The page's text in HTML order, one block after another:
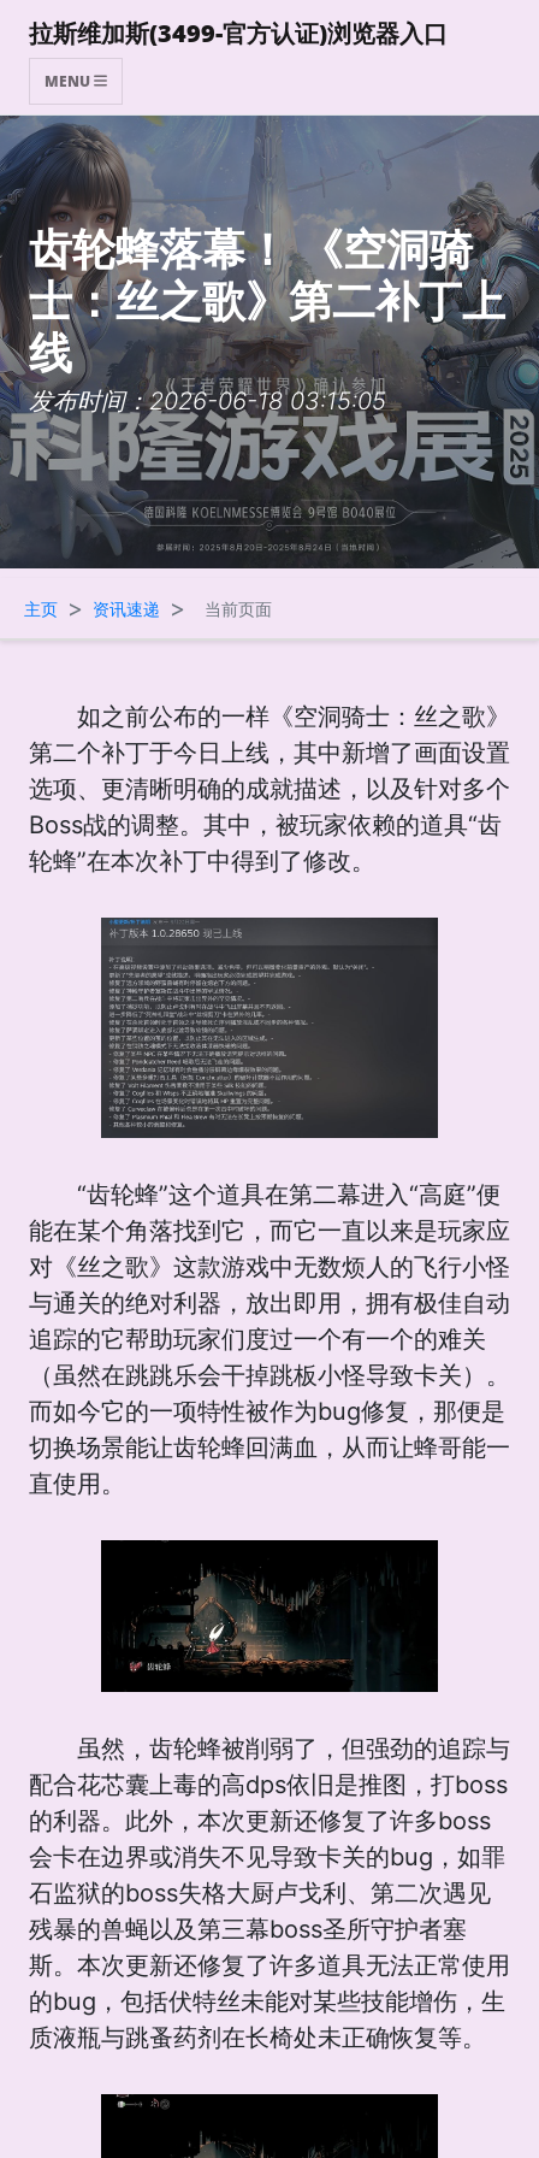
拉斯维加斯(3499-官方认证)浏览器入口
MENU
齿轮蜂落幕！ 《空洞骑
士：丝之歌》第二补丁上
线
发布时间：2026-06-18 03:15:05
主页 > 资讯速递 > 当前页面
如之前公布的一样《空洞骑士：丝之歌》
第二个补丁于今日上线，其中新增了画面设置
选项、更清晰明确的成就描述，以及针对多个
Boss战的调整。其中，被玩家依赖的道具“齿
轮蜂”在本次补丁中得到了修改。
“齿轮蜂”这个道具在第二幕进入“高庭”便
能在某个角落找到它，而它一直以来是玩家应
对《丝之歌》这款游戏中无数烦人的飞行小怪
与通关的绝对利器，放出即用，拥有极佳自动
追踪的它帮助玩家们度过一个有一个的难关
（虽然在跳跳乐会干掉跳板小怪导致卡关）。
而如今它的一项特性被作为bug修复，那便是
切换场景能让齿轮蜂回满血，从而让蜂哥能一
直使用。
虽然，齿轮蜂被削弱了，但强劲的追踪与
配合花芯囊上毒的高dps依旧是推图，打boss
的利器。此外，本次更新还修复了许多boss
会卡在边界或消失不见导致卡关的bug，如罪
石监狱的boss失格大厨卢戈利、第二次遇见
残暴的兽蝇以及第三幕boss圣所守护者塞
斯。本次更新还修复了许多道具无法正常使用
的bug，包括伏特丝未能对某些技能增伤，生
质液瓶与跳蚤药剂在长椅处未正确恢复等。